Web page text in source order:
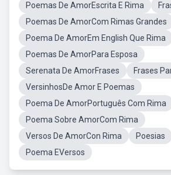
Poemas De AmorEscrita E Rima
Poemas De AmorCom Rimas Grandes
Poema De AmorEm English Que Rima
Poemas De AmorPara Esposa
Serenata De AmorFrases
Frases
VersinhosDe Amor E Poemas
Poema De AmorPortuguês Com Rima
Poema Sobre AmorCom Rima
Versos De AmorCon Rima
Poesias
Poema EVersos